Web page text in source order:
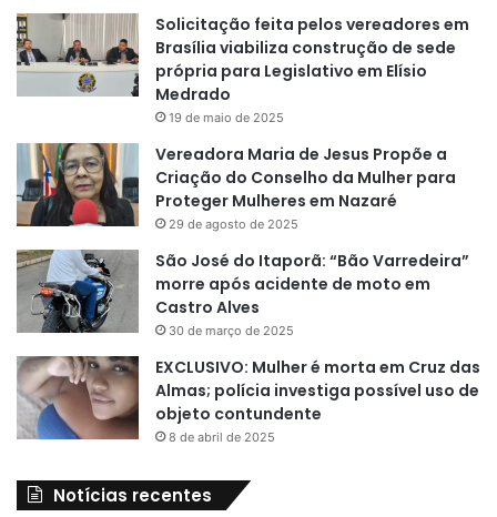
Solicitação feita pelos vereadores em
Brasília viabiliza construção de sede
própria para Legislativo em Elísio
Medrado
19 de maio de 2025
Vereadora Maria de Jesus Propõe a
Criação do Conselho da Mulher para
Proteger Mulheres em Nazaré
29 de agosto de 2025
São José do Itaporã: “Bão Varredeira”
morre após acidente de moto em
Castro Alves
30 de março de 2025
EXCLUSIVO: Mulher é morta em Cruz das
Almas; polícia investiga possível uso de
objeto contundente
8 de abril de 2025
Notícias recentes